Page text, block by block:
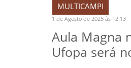
MULTICAMPI
1 de Agosto de 2025 às 12:13
Aula Magna
Ufopa será